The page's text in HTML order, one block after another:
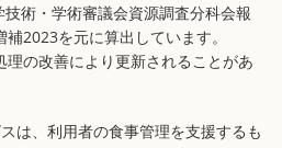
術・学術審議会資源調査分科会報
2023を元に算出しています。
理の改善により更新されることがあ
は、利用者の食事管理を支援するも